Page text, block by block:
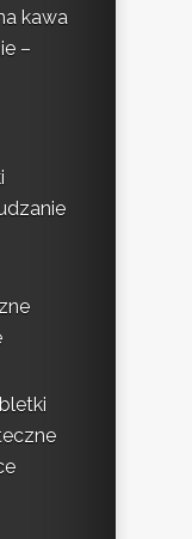
kawa
–